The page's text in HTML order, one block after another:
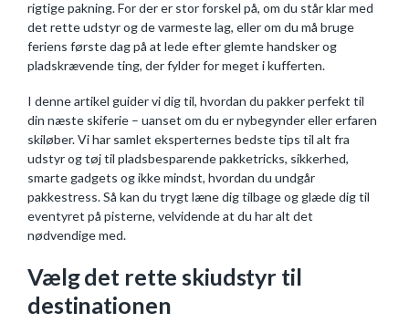
rigtige pakning. For der er stor forskel på, om du står klar med
det rette udstyr og de varmeste lag, eller om du må bruge
feriens første dag på at lede efter glemte handsker og
pladskrævende ting, der fylder for meget i kufferten.
I denne artikel guider vi dig til, hvordan du pakker perfekt til
din næste skiferie – uanset om du er nybegynder eller erfaren
skiløber. Vi har samlet eksperternes bedste tips til alt fra
udstyr og tøj til pladsbesparende pakketricks, sikkerhed,
smarte gadgets og ikke mindst, hvordan du undgår
pakkestress. Så kan du trygt læne dig tilbage og glæde dig til
eventyret på pisterne, velvidende at du har alt det
nødvendige med.
Vælg det rette skiudstyr til
destinationen